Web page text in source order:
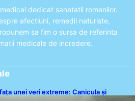
dedicat sanatatii romanilor.
afectiuni, remedii naturiste,
sa fim o sursa de referinta
medicale de incredere.
unei veri extreme: Canicula și